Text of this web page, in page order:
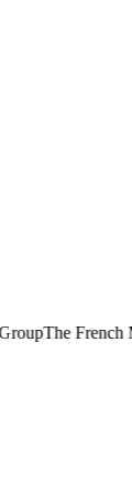
The French